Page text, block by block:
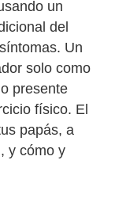
un
del
Un
solo como
presente
físico. El
papás, a
y cómo y